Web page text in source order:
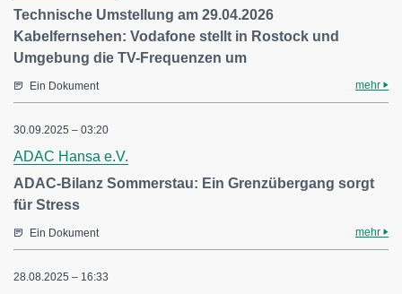
Technische Umstellung am 29.04.2026
Kabelfernsehen: Vodafone stellt in Rostock und
Umgebung die TV-Frequenzen um
Ein Dokument mehr
30.09.2025 – 03:20
ADAC Hansa e.V.
ADAC-Bilanz Sommerstau: Ein Grenzübergang sorgt
für Stress
Ein Dokument mehr
28.08.2025 – 16:33